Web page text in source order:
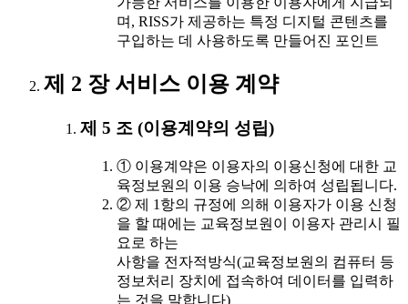
며, RISS가 제공하는 특정 디지털 콘텐츠를
구입하는 데 사용하도록 만들어진 포인트
제 2 장 서비스 이용 계약
제 5 조 (이용계약의 성립)
① 이용계약은 이용자의 이용신청에 대한 교
육정보원의 이용 승낙에 의하여 성립됩니다.
② 제 1항의 규정에 의해 이용자가 이용 신청
을 할 때에는 교육정보원이 이용자 관리시 필
요로 하는
사항을 전자적방식(교육정보원의 컴퓨터 등
정보처리 장치에 접속하여 데이터를 입력하
는 것을 말합니다)